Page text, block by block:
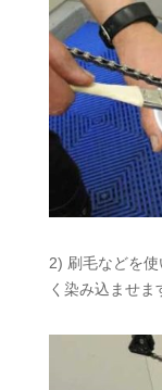
2) 刷毛などを
く染み込ませま